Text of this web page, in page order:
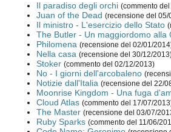
Il paradiso degli orchi (commento
Juan of the Dead (recensione del 05/
Il ministro - L'esercizio dello Stato
The Butler - Un maggiordomo alla
Philomena (recensione del 02/01/
Nella casa (recensione del 30/12/
Stoker (commento del 02/12/2013)
No - I giorni dell'arcobaleno
Notizie dall'Italia (recensione del 22/
Moonrise Kingdom - Una fuga
Cloud Atlas (commento del 17/07/
The Master (recensione del 03/07/
Ruby Sparks (commento del 11/06/